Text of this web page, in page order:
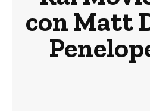
con Matt